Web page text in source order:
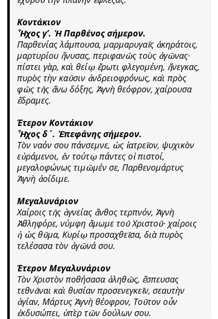
Κοντάκιον
Ἦχος γ’. Ἡ Παρθένος σήμερον.
Παρθενίας λάμπουσα, μαρμαρυγαῖς ἀκηράτοις,
μαρτυρίου ἤνυσας, περιφανῶς τοὺς ἀγῶνας·
πίστει γὰρ, καὶ θείῳ ἔρωτι φλεγομένη, ἤνεγκας,
πυρὸς τὴν καῦσιν ἀνδρειοφρόνως, καὶ πρὸς
φῶς τῆς ἄνω δόξης, Ἁγνὴ θεόφρον, χαίρουσα
ἔδραμες.
Έτερον Κοντάκιον
Ἦχος δ´. Ἐπεφάνης σήμερον.
Τὸν ναόν σου πάνσεμνε, ὡς ἰατρεῖον, ψυχικὸν
εὑράμενοι, ἐν τούτῳ πάντες οἱ πιστοί,
μεγαλοφώνως τιμῶμέν σε, Παρθενομάρτυς
Ἁγνὴ ἀοίδιμε.
Μεγαλυνάριον
Χαίροις τῆς ἁγνείας ἄνθος τερπνόν, Ἁγνὴ
Ἀθληφόρε, νύμφη ἄμωμε τοῦ Χριστοῦ· χαίροις
ἡ ὡς θῦμα, Κυρίῳ προσαχθεῖσα, διὰ πυρὸς
τελέσασα τὸν ἀγῶνά σου.
Έτερον Μεγαλυνάριον
Τὸν Χριστὸν ποθήσασα ἀληθῶς, ἔσπευσας
τεθνᾶναι καὶ θυσίαν προσενεγκεῖν, σεαυτὴν
ἁγίαν, Μάρτυς Ἁγνὴ θέοφρον, Τοῦτον οὖν
ἐκδυσώπει, ὑπὲρ τῶν δούλων σου.